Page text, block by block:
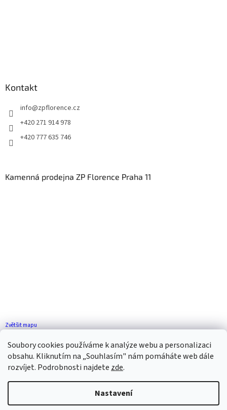
Soubory cookies používáme k analýze webu a personalizaci
obsahu. Kliknutím na „Souhlasím" nám pomáháte web dále
rozvíjet. Podrobnosti najdete zde.
Nastavení
Kontakt
info@zpflorence.cz
+420 271 914 978
+420 777 635 746
Kamenná prodejna ZP Florence Praha 11
Zvětšit mapu
Vytvořil Shoptet